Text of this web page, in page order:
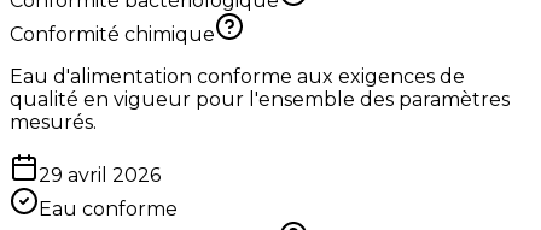
Conformité chimique
Eau d'alimentation conforme aux exigences de
qualité en vigueur pour l'ensemble des paramètres
mesurés.
29 avril 2026
Eau conforme